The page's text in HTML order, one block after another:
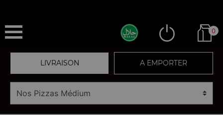
0
LIVRAISON A EMPORTER